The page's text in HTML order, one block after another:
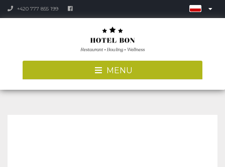
+420 777 855 199
MENU